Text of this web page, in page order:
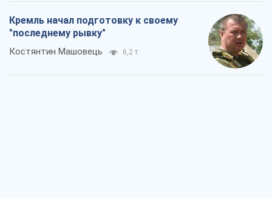
Кремль начал подготовку к своему
"последнему рывку"
Костянтин Машовець 6,2 т.